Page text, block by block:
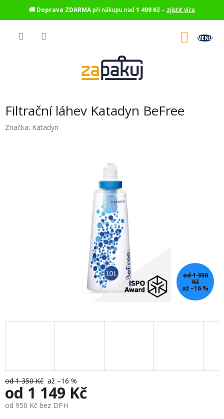
🚚 Doprava ZDARMApři nákupu nad1 499 Kč – zjistit více
Filtrační láhev Katadyn BeFree
Značka: Katadyn
od 1 350
Kč
až –16 %
od 1 350 Kč až –16 %
od 1 149 Kč
od 950 Kč bez DPH